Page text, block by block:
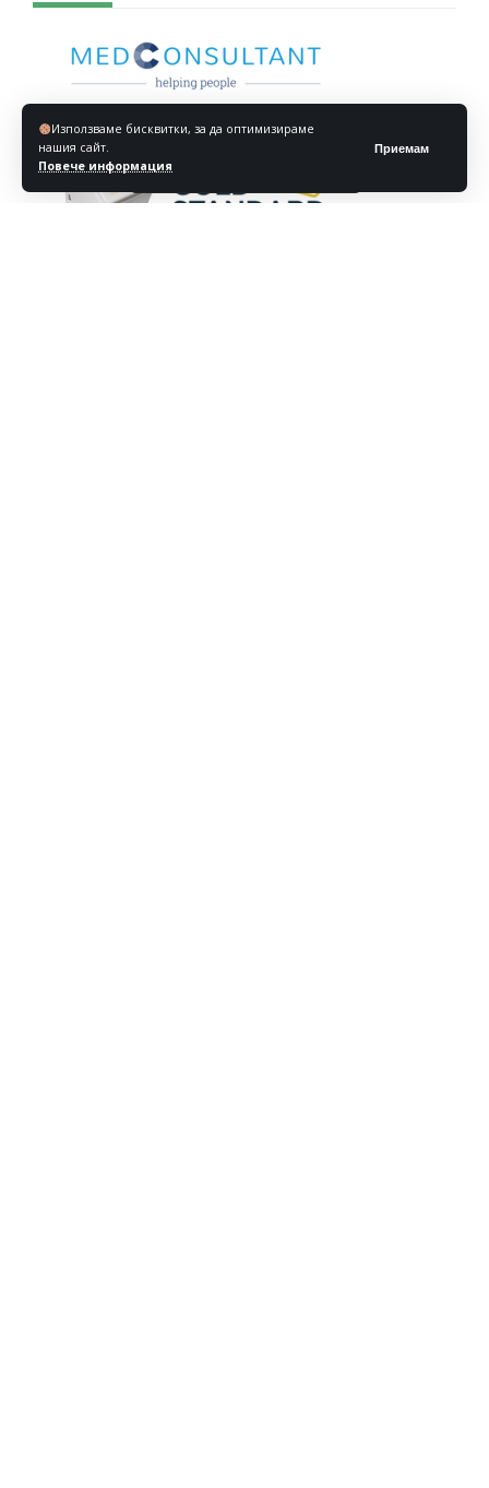
Използваме бисквитки, за да оптимизираме
нашия сайт.
Повече информация
Приемам